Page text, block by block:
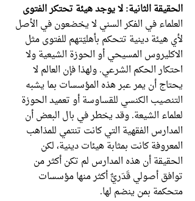
الحقيقة الثانية: لا يوجد هيئة تحتكر الفتوى
العلماء في الفكر السني لا يخضعون في الأصل
لأي هيئة دينية تتحكم بأهليّتهم للفتوى مثل
الاكليروس المسيحي أو الحوزة الشيعية ولا
احتكار الحكم الشرعي. ولهذا فإن العالم لا
يحتاج أن يمر عبر هذه المؤسسات بما يشبه
التنصيب الكنسي للقساوسة أو تعميد الحوزة
لعلماء الشيعة. وقد يخطر في بال البعض أن
المدارس الفقهية التي كانت تنتمي للمذاهب
المعروفة كانت بمثابة هيئات دينية، لكن
الحقيقة أن هذه المدارس لم تكن أكثر من
توافق أصولي قَدَريٌّ أكثر منها مؤسسات
متحكمة بمن ينضم لها.